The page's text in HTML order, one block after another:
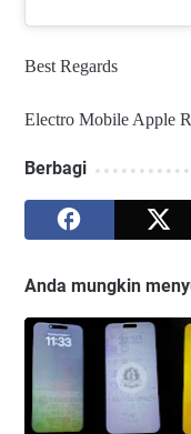
Best Regards
Electro Mobile Apple
Berbagi
Anda mungkin